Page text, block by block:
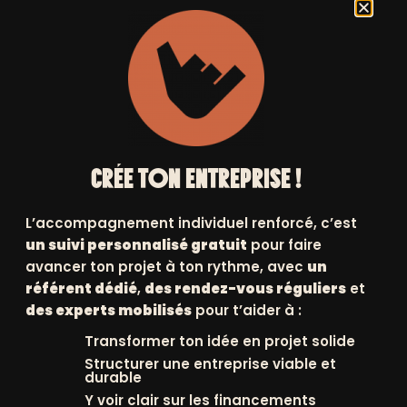
+
CRÉE TON ENTREPRISE !
L’accompagnement individuel renforcé, c’est
un suivi personnalisé gratuit pour faire
avancer ton projet à ton rythme, avec un
référent dédié, des rendez-vous réguliers et
des experts mobilisés pour t’aider à :
Transformer ton idée en projet solide
Structurer une entreprise viable et
durable
Y voir clair sur les financements